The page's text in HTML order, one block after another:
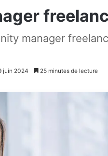
manager
juin 2024 25 minutes de lecture